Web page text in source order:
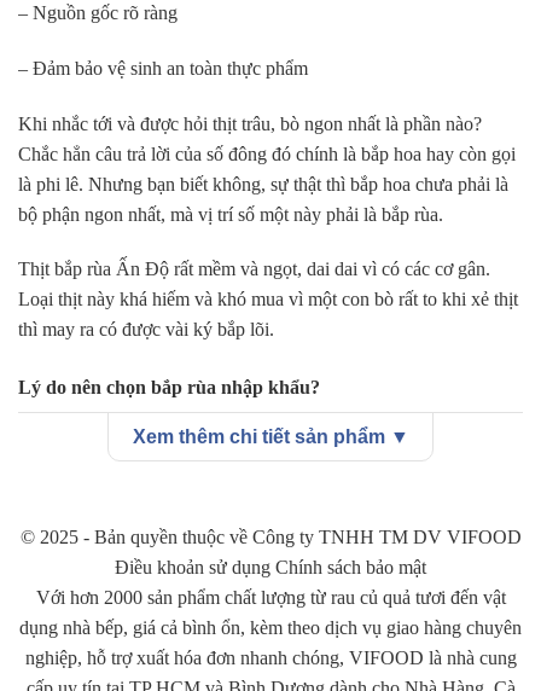
– Nguồn gốc rõ ràng
– Đảm bảo vệ sinh an toàn thực phẩm
Khi nhắc tới và được hỏi thịt trâu, bò ngon nhất là phần nào?
Chắc hẳn câu trả lời của số đông đó chính là bắp hoa hay còn gọi
là phi lê. Nhưng bạn biết không, sự thật thì bắp hoa chưa phải là
bộ phận ngon nhất, mà vị trí số một này phải là bắp rùa.
Thịt bắp rùa Ấn Độ rất mềm và ngọt, dai dai vì có các cơ gân.
Loại thịt này khá hiếm và khó mua vì một con bò rất to khi xẻ thịt
thì may ra có được vài ký bắp lõi.
Lý do nên chọn bắp rùa nhập khẩu?
Thứ nhất: bắp rùa là phần lõi bên trong của bắp bò chân sau, nơi
tập trung nhiều gân nhất. Những đường gân chạy dọc trên lõi thịt
Đây là phần thịt được đánh giá là ngon nhất, ngọt nhất, giòn dai,
ăn không bị ngán rất phù hợp để chế biến các món tái như: bò
nhúng giấm, phở tái,… hoặc các món xào như: bò xào bông cải
xanh, bò xào thập cẩm,…
Xem thêm chi tiết sản phẩm ▼
© 2025 - Bản quyền thuộc về Công ty TNHH TM DV VIFOOD
Điều khoản sử dụng Chính sách bảo mật
Với hơn 2000 sản phẩm chất lượng từ rau củ quả tươi đến vật
dụng nhà bếp, giá cả bình ổn, kèm theo dịch vụ giao hàng chuyên
nghiệp, hỗ trợ xuất hóa đơn nhanh chóng, VIFOOD là nhà cung